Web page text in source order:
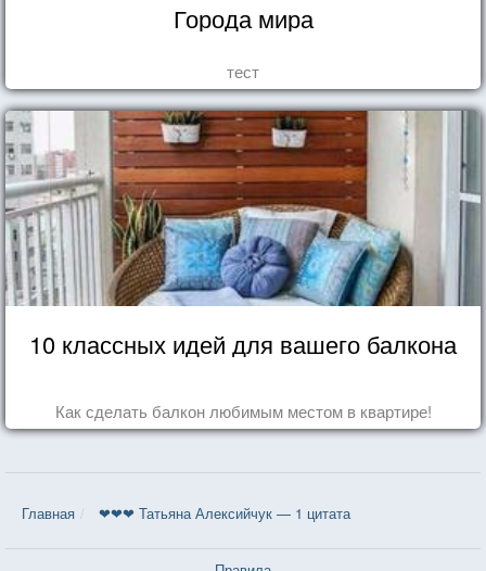
Города мира
тест
10 классных идей для вашего балкона
Как сделать балкон любимым местом в квартире!
Главная ❤❤❤ Татьяна Алексийчук — 1 цитата